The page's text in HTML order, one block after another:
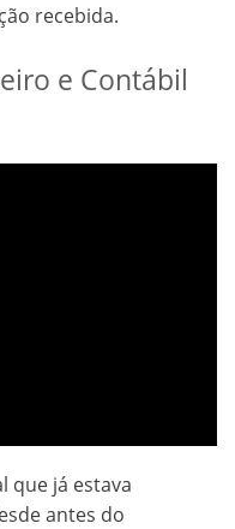
recebida.
e Contábil
que já estava
antes do